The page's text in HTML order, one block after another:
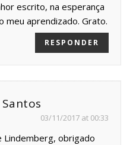
escrito, na esperança
meu aprendizado. Grato.
RESPONDER
03/11/2017 at 00:33
Lindemberg, obrigado